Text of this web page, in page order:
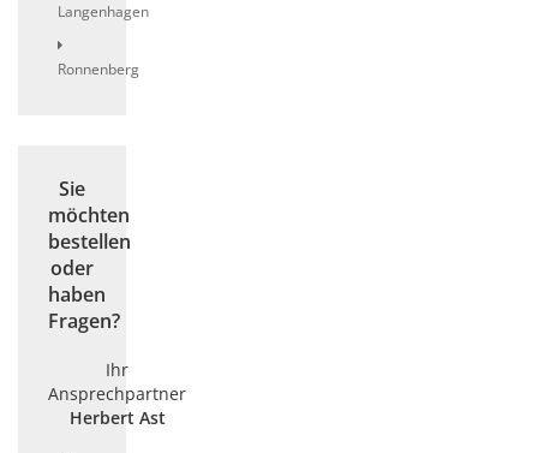
Langenhagen
Ronnenberg
Sie
möchten
bestellen
oder
haben
Fragen?
Ihr
Ansprechpartner
Herbert Ast